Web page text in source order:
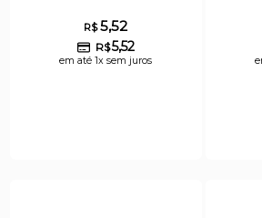
R$5,52
R$5,52
em até 1x sem juros